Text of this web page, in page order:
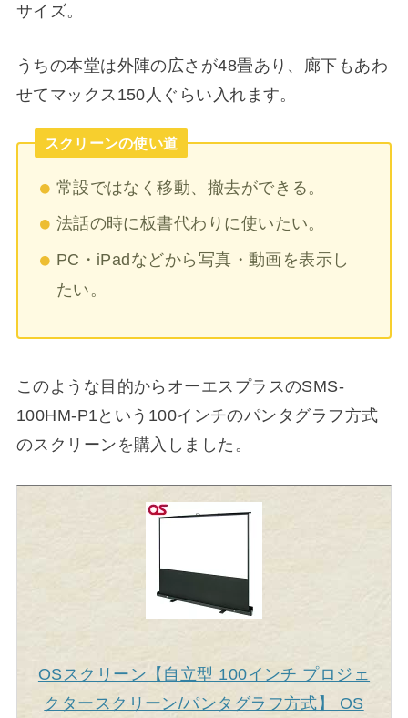
サイズ。
うちの本堂は外陣の広さが48畳あり、廊下もあわ
せてマックス150人ぐらい入れます。
スクリーンの使い道
常設ではなく移動、撤去ができる。
法話の時に板書代わりに使いたい。
PC・iPadなどから写真・動画を表示し
たい。
このような目的からオーエスプラスのSMS-
100HM-P1という100インチのパンタグラフ方式
のスクリーンを購入しました。
OSスクリーン【自立型 100インチ プロジェ
クタースクリーン/パンタグラフ方式】 OS